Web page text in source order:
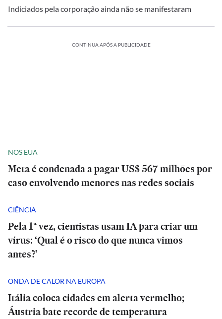
Indiciados pela corporação ainda não se manifestaram
CONTINUA APÓS A PUBLICIDADE
NOS EUA
Meta é condenada a pagar US$ 567 milhões por
caso envolvendo menores nas redes sociais
CIÊNCIA
Pela 1ª vez, cientistas usam IA para criar um
vírus: ‘Qual é o risco do que nunca vimos
antes?’
ONDA DE CALOR NA EUROPA
Itália coloca cidades em alerta vermelho;
Áustria bate recorde de temperatura